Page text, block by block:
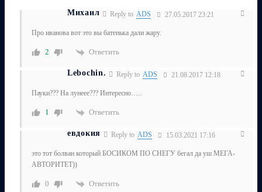
Михаил Reply to ADS 27.05.2017 23:21
Про иванова вот это вы батенька дали жару.
2 Ответить
Lebochin. Reply to ADS 21.08.2017 12:18
Пауки??? На лунеее??? Интересно…..
1 Ответить
евдокия Reply to ADS 15.03.2021 17:16
это тот болван который БОСИКОМ ПО СНЕГУ бегал да уш МЕГА-
АВТОРИТЕТ))
0 Ответить